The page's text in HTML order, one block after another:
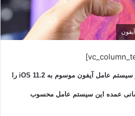
اپل نسخه به روزشده تازه‌ای از سیستم عامل آیفون موسوم به iOS 11.2 را
عمده این سیستم عامل محسوب